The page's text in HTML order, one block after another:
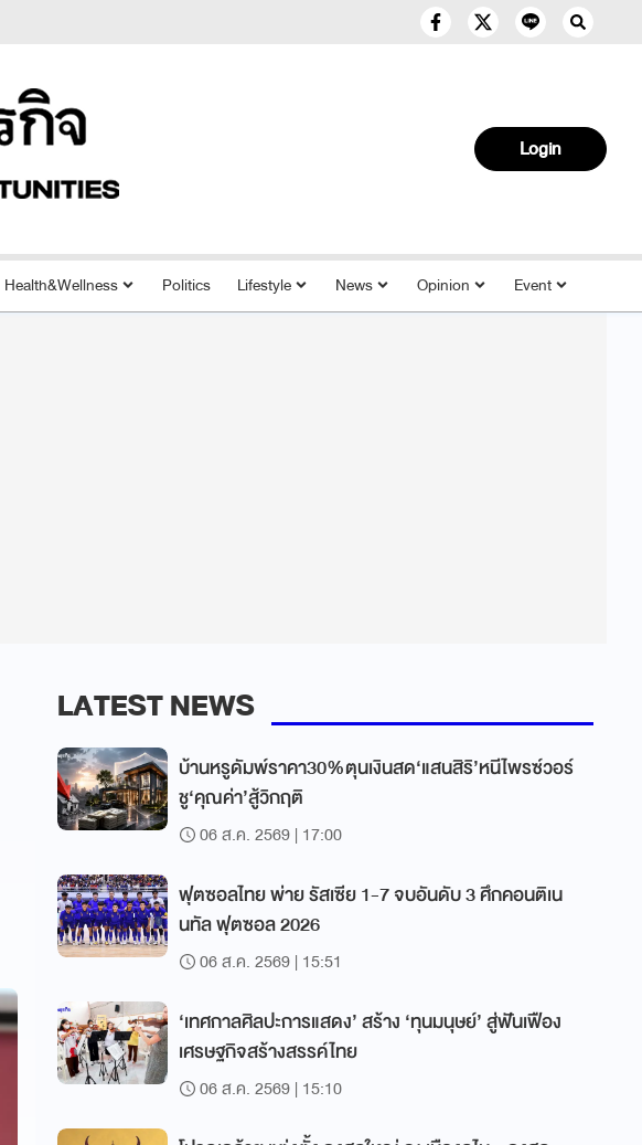
Login
Health&Wellness Politics Lifestyle News Opinion Event
LATEST NEWS
บ้านหรูดัมพ์ราคา30%ตุนเงินสด‘แสนสิริ’หนีไพรซ์วอร์
ชู‘คุณค่า’สู้วิกฤติ
06 ส.ค. 2569 | 17:00
ฟุตซอลไทย พ่าย รัสเซีย 1-7 จบอันดับ 3 ศึกคอนติเน
นทัล ฟุตซอล 2026
06 ส.ค. 2569 | 15:51
‘เทศกาลศิลปะการแสดง’ สร้าง ‘ทุนมนุษย์’ สู่ฟันเฟือง
เศรษฐกิจสร้างสรรค์ไทย
06 ส.ค. 2569 | 15:10